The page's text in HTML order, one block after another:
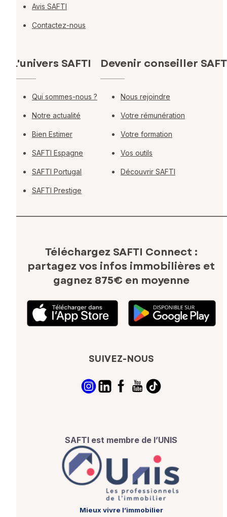
Avis SAFTI
Contactez-nous
L'univers SAFTI
Qui sommes-nous ?
Notre actualité
Bien Estimer
SAFTI Espagne
SAFTI Portugal
SAFTI Prestige
Devenir conseiller
Nous rejoindre
Votre rémunération
Votre formation
Vos outils
Découvrir SAFTI
Téléchargez SAFTI Connect :
partagez vos infos immobilières et
gagnez 875€ en moyenne
SUIVEZ-NOUS
SAFTI est membre de l’UNIS
Mieux vivre l’immobilier